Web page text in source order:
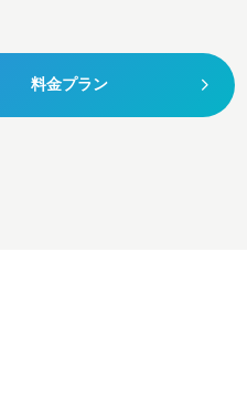
料金プラン